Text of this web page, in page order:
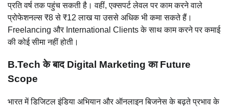
प्रति वर्ष तक पहुंच सकती है। वहीं, एक्सपर्ट लेवल पर काम करने वाले
प्रोफेशनल्स ₹8 से ₹12 लाख या उससे अधिक भी कमा सकते हैं।
Freelancing और International Clients के साथ काम करने पर कमाई
की कोई सीमा नहीं होती।
B.Tech के बाद Digital Marketing का Future
Scope
भारत में डिजिटल इंडिया अभियान और ऑनलाइन बिजनेस के बढ़ते प्रभाव के